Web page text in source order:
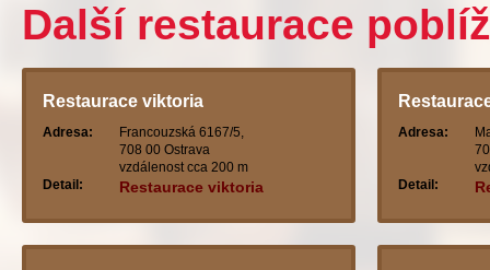
Další restaurace
Restaurace viktoria
Adresa:
Francouzská 6167/5,
708 00 Ostrava
vzdálenost cca 200 m
Detail:
Restaurace viktoria
Adresa:
Detail: